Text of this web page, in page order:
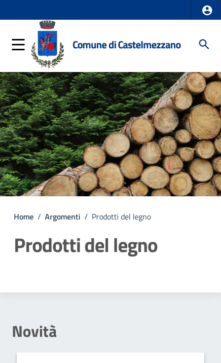
Comune di Castelmezzano
Home / Argomenti / Prodotti del legno
Prodotti del legno
Novità